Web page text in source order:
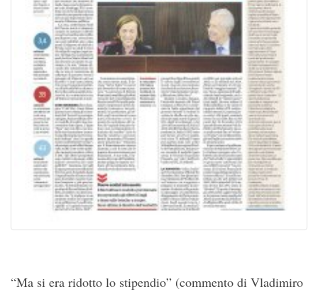
“Ma si era ridotto lo stipendio” (commento di Vladimiro